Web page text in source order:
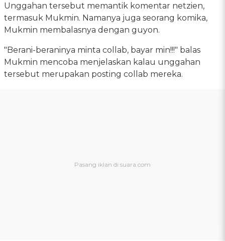
Unggahan tersebut memantik komentar netzien,
termasuk Mukmin. Namanya juga seorang komika,
Mukmin membalasnya dengan guyon.
"Berani-beraninya minta collab, bayar min!!!" balas
Mukmin mencoba menjelaskan kalau unggahan
tersebut merupakan posting collab mereka.